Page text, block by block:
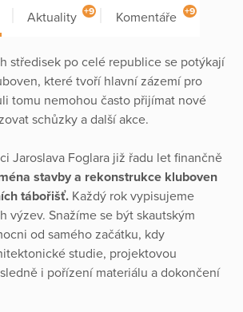
Aktuality +9 Komentáře +9
středisek po celé republice se potýkají
které tvoří hlavní zázemí pro
tomu nemohou často přijímat nové
schůzky a další akce.
Jaroslava Foglara již řadu let finančně
stavby a rekonstrukce kluboven
tábořišť. Každý rok vypisujeme
výzev. Snažíme se být skautským
od samého začátku, kdy
studie, projektovou
i pořízení materiálu a dokončení